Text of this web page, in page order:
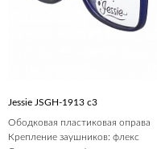
Jessie JSGH-1913 c3
Ободковая пластиковая оправа
Крепление заушников: флекс